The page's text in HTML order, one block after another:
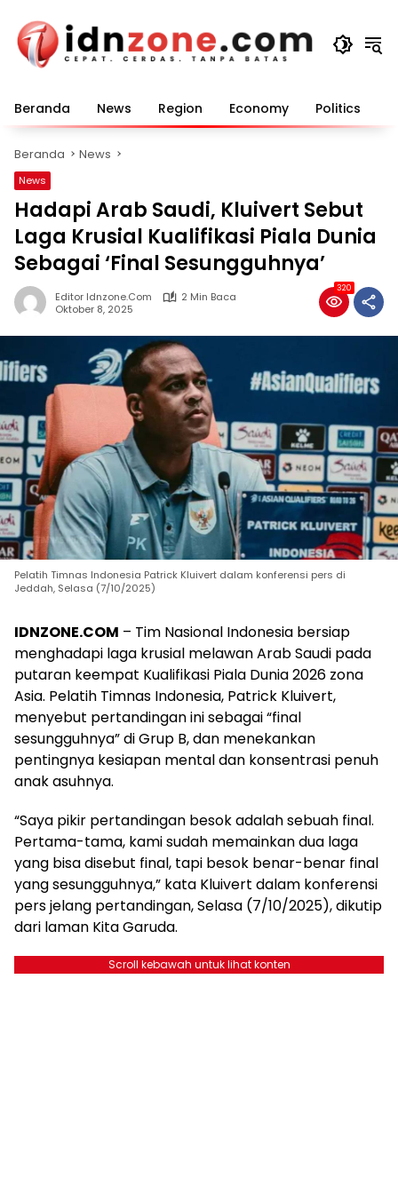
konten
Beranda News Region Economy Politics
Beranda News
News
Hadapi Arab Saudi, Kluivert Sebut
Laga Krusial Kualifikasi Piala Dunia
Sebagai ‘Final Sesungguhnya’
Editor Idnzone.com
2 Min Baca
Oktober 8, 2025
320
Pelatih Timnas Indonesia Patrick Kluivert dalam konferensi pers di
Jeddah, Selasa (7/10/2025)
IDNZONE.COM – Tim Nasional Indonesia bersiap
menghadapi laga krusial melawan Arab Saudi pada
putaran keempat Kualifikasi Piala Dunia 2026 zona
Asia. Pelatih Timnas Indonesia, Patrick Kluivert,
menyebut pertandingan ini sebagai “final
sesungguhnya” di Grup B, dan menekankan
pentingnya kesiapan mental dan konsentrasi penuh
anak asuhnya.
“Saya pikir pertandingan besok adalah sebuah final.
Pertama-tama, kami sudah memainkan dua laga
yang bisa disebut final, tapi besok benar-benar final
yang sesungguhnya,” kata Kluivert dalam konferensi
pers jelang pertandingan, Selasa (7/10/2025), dikutip
dari laman Kita Garuda.
Scroll kebawah untuk lihat konten